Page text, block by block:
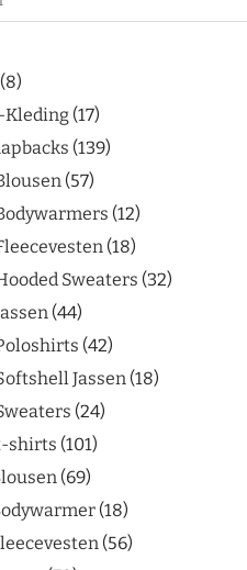
8
Kleding 17
139
57
12
18
Sweaters 32
44
42
Jassen 18
24
shirts 101
69
18
56